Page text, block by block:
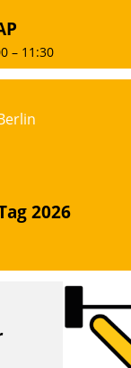
– 11:30
2026